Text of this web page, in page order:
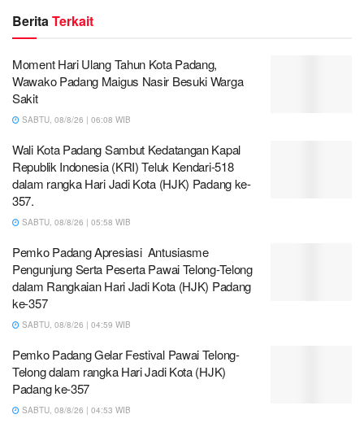
Berita Terkait
Moment Hari Ulang Tahun Kota Padang,
Wawako Padang Maigus Nasir Besuki Warga
Sakit
SABTU, 08/8/26 | 06:08 WIB
Wali Kota Padang Sambut Kedatangan Kapal
Republik Indonesia (KRI) Teluk Kendari-518
dalam rangka Hari Jadi Kota (HJK) Padang ke-
357.
SABTU, 08/8/26 | 05:58 WIB
Pemko Padang Apresiasi Antusiasme
Pengunjung Serta Peserta Pawai Telong-Telong
dalam Rangkaian Hari Jadi Kota (HJK) Padang
ke-357
SABTU, 08/8/26 | 04:59 WIB
Pemko Padang Gelar Festival Pawai Telong-
Telong dalam rangka Hari Jadi Kota (HJK)
Padang ke-357
SABTU, 08/8/26 | 04:53 WIB